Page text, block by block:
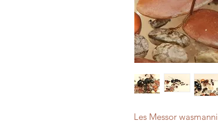
Les Messor wasmanni